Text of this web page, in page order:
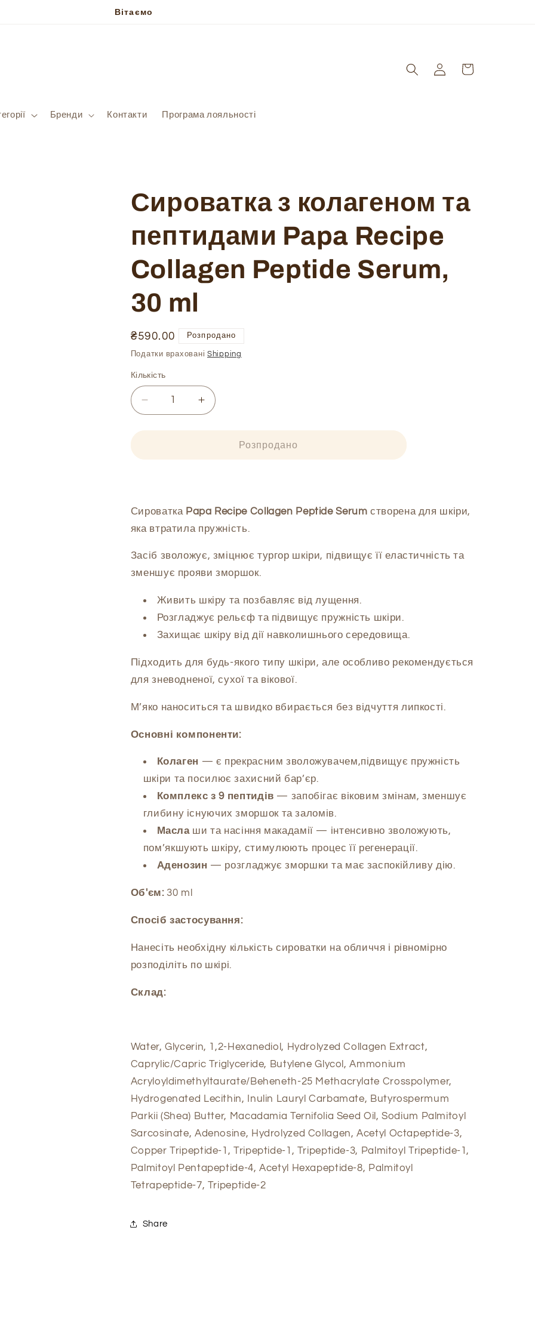
Вітаємо
Бренди Контакти Програма лояльності
Log
in
Кошик
Сироватка з колагеном та
пептидами Papa Recipe
Collagen Peptide Serum,
30 ml
Ціна
звичайна
₴590.00 Розпродано
Податки враховані Shipping
Кількість
Зменшити
кількість
Сироватка
колагеном
Recipe
Collagen
Peptide
Serum,
ml
Збільшити
кількість
Сироватка
колагеном
Recipe
Collagen
Peptide
Serum,
30
ml
Розпродано
Сироватка Papa Recipe Collagen Peptide Serum створена для шкіри,
яка втратила пружність.
Засіб зволожує, зміцнює тургор шкіри, підвищує її еластичність та
зменшує прояви зморшок.
Живить шкіру та позбавляє від лущення.
Розгладжує рельєф та підвищує пружність шкіри.
Захищає шкіру від дії навколишнього середовища.
Підходить для будь-якого типу шкіри, але особливо рекомендується
для зневодненої, сухої та вікової.
М’яко наноситься та швидко вбирається без відчуття липкості.
Основні компоненти:
Колаген — є прекрасним зволожувачем,підвищує пружність
шкіри та посилює захисний бар’єр.
Комплекс з 9 пептидів — запобігає віковим змінам, зменшує
глибину існуючих зморшок та заломів.
Маслаши та насіння макадамії — інтенсивно зволожують,
пом’якшують шкіру, стимулюють процес її регенерації.
Аденозин — розгладжує зморшки та має заспокійливу дію.
Об'єм: 30 ml
Спосіб застосування:
Нанесіть необхідну кількість сироватки на обличчя і рівномірно
розподіліть по шкірі.
Склад:
Water, Glycerin, 1,2-Hexanediol, Hydrolyzed Collagen Extract,
Caprylic/Capric Triglyceride, Butylene Glycol, Ammonium
Acryloyldimethyltaurate/Beheneth-25 Methacrylate Crosspolymer,
Hydrogenated Lecithin, Inulin Lauryl Carbamate, Butyrospermum
Parkii (Shea) Butter, Macadamia Ternifolia Seed Oil, Sodium Palmitoyl
Sarcosinate, Adenosine, Hydrolyzed Collagen, Acetyl Octapeptide-3,
Copper Tripeptide-1, Tripeptide-1, Tripeptide-3, Palmitoyl Tripeptide-1,
Palmitoyl Pentapeptide-4, Acetyl Hexapeptide-8, Palmitoyl
Tetrapeptide-7, Tripeptide-2
Share